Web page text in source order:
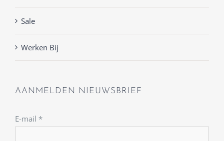
Sale
Werken Bij
AANMELDEN NIEUWSBRIEF
E-mail *